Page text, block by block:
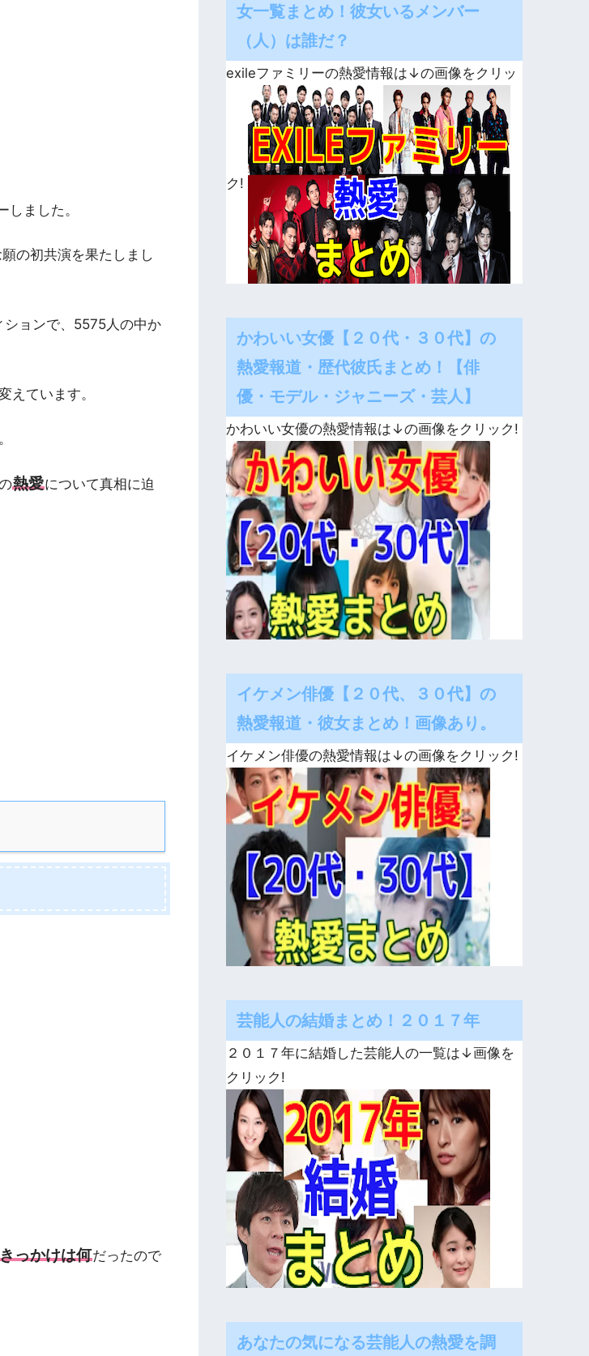
ました。
の初共演を果たしまし
ョンで、5575人の中か
えています。
熱愛について真相に迫
きっかけは何だったので
女一覧まとめ！彼女いるメンバー
（人）は誰だ？
exileファミリーの熱愛情報は↓の画像をクリッ
ク!
かわいい女優【２０代・３０代】の
熱愛報道・歴代彼氏まとめ！【俳
優・モデル・ジャニーズ・芸人】
かわいい女優の熱愛情報は↓の画像をクリック!
イケメン俳優【２０代、３０代】の
熱愛報道・彼女まとめ！画像あり。
イケメン俳優の熱愛情報は↓の画像をクリック!
芸能人の結婚まとめ！２０１７年
２０１７年に結婚した芸能人の一覧は↓画像を
クリック!
あなたの気になる芸能人の熱愛を調